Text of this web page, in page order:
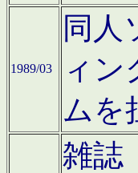
1989/03
同人
ィ
ムを
雑誌